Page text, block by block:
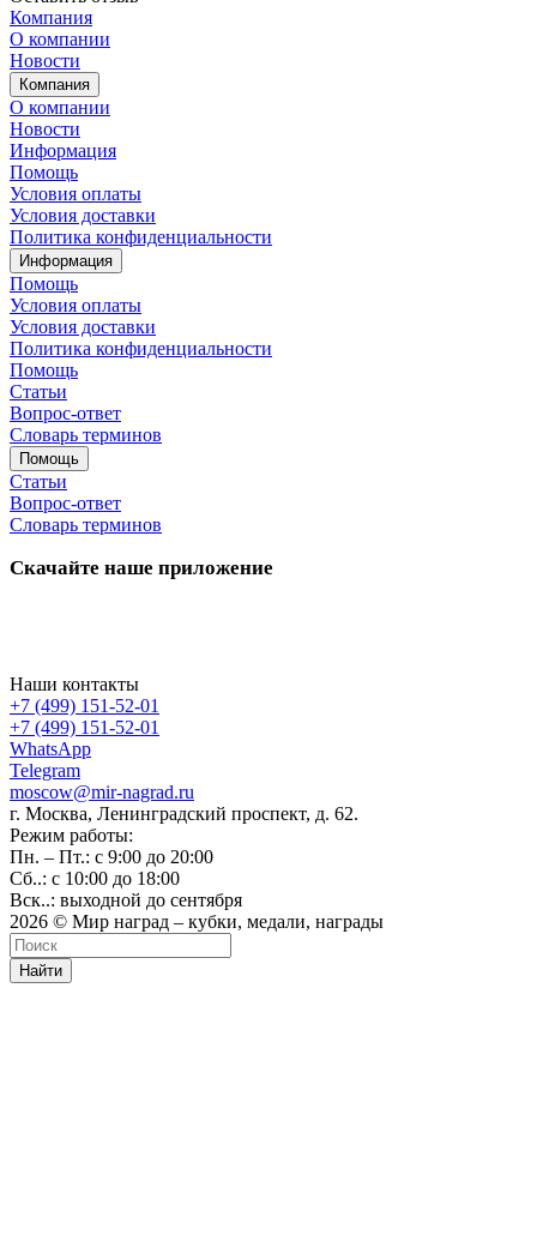
Компания
О компании
Новости
Компания
О компании
Новости
Информация
Помощь
Условия оплаты
Условия доставки
Политика конфиденциальности
Информация
Помощь
Условия оплаты
Условия доставки
Политика конфиденциальности
Помощь
Статьи
Вопрос-ответ
Словарь терминов
Помощь
Статьи
Вопрос-ответ
Словарь терминов
Скачайте наше приложение
Наши контакты
+7 (499) 151-52-01
+7 (499) 151-52-01
WhatsApp
Telegram
moscow@mir-nagrad.ru
г. Москва, Ленинградский проспект, д. 62.
Режим работы:
Пн. – Пт.: с 9:00 до 20:00
Сб..: с 10:00 до 18:00
Вск..: выходной до сентября
2026 © Мир наград – кубки, медали, награды
Найти